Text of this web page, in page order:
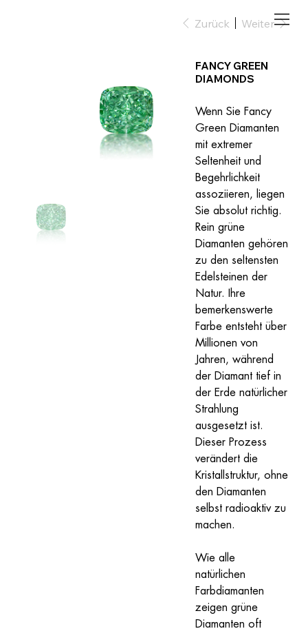
Zurück Weiter
FANCY GREEN
DIAMONDS
Wenn Sie Fancy
Green Diamanten
mit extremer
Seltenheit und
Begehrlichkeit
assoziieren, liegen
Sie absolut richtig.
Rein grüne
Diamanten gehören
zu den seltensten
Edelsteinen der
Natur. Ihre
bemerkenswerte
Farbe entsteht über
Millionen von
Jahren, während
der Diamant tief in
der Erde natürlicher
Strahlung
ausgesetzt ist.
Dieser Prozess
verändert die
Kristallstruktur, ohne
den Diamanten
selbst radioaktiv zu
machen.
Wie alle
natürlichen
Farbdiamanten
zeigen grüne
Diamanten oft